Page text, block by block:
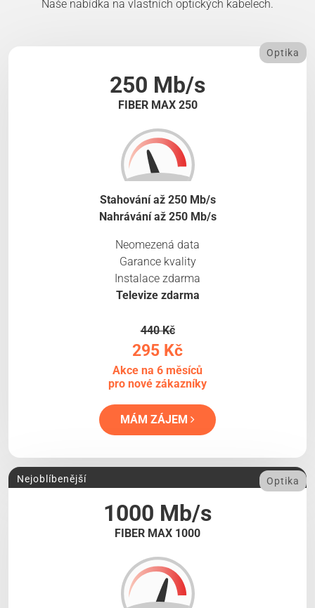
Naše nabídka na vlastních optických kabelech.
250 Mb/s
FIBER MAX 250
Optika
Stahování až 250 Mb/s
Nahrávání až 250 Mb/s
Neomezená data
Garance kvality
Instalace zdarma
Televize zdarma
440 Kč
295 Kč
Akce na 6 měsíců
pro nové zákazníky
MÁM ZÁJEM
1000 Mb/s
FIBER MAX 1000
Nejoblíbenější Optika